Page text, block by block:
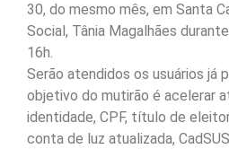
30, do mesmo mês, em Santa
Social, Tânia Magalhães
16h.
Serão atendidos os usuários já
objetivo do mutirão é acelerar
identidade, CPF, título de
conta de luz atualizada,